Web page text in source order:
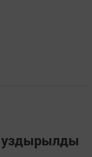
уздырылды